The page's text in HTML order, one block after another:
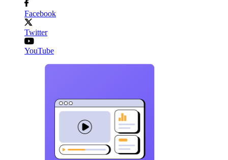
Facebook
Twitter
YouTube